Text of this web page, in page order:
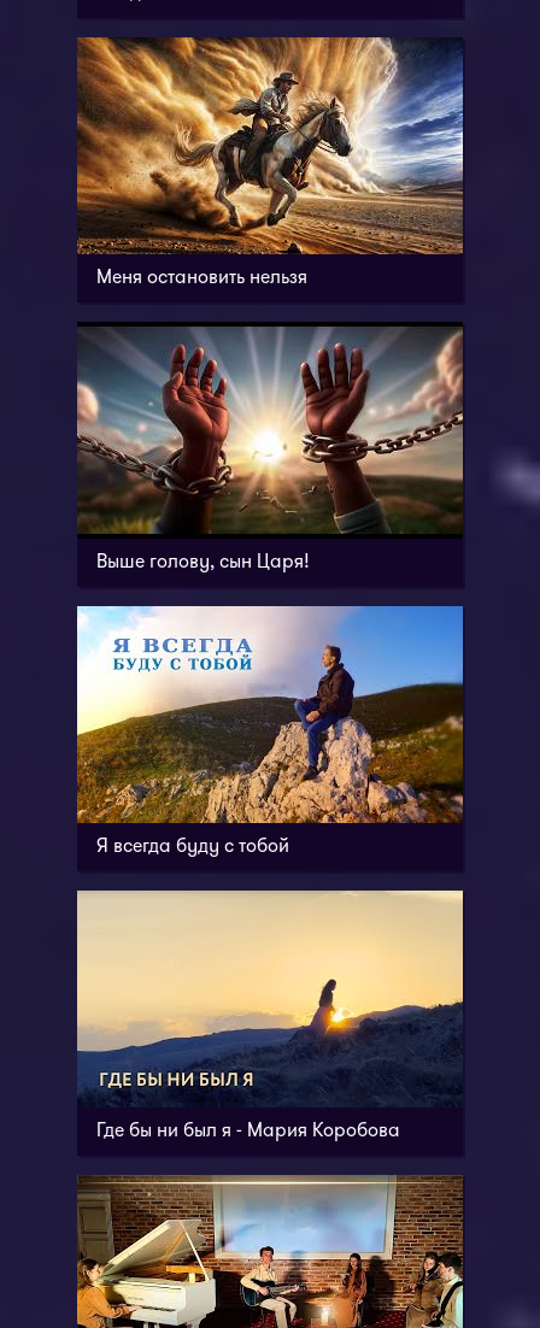
Меня остановить нельзя
Выше голову, сын Царя!
Я всегда буду с тобой
Где бы ни был я - Мария Коробова